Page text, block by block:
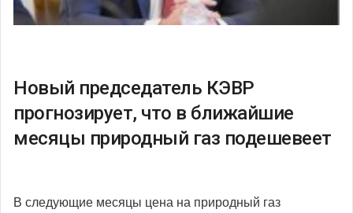
Новый председатель КЭВР
прогнозирует, что в ближайшие
месяцы природный газ подешевеет
В следующие месяцы цена на природный газ